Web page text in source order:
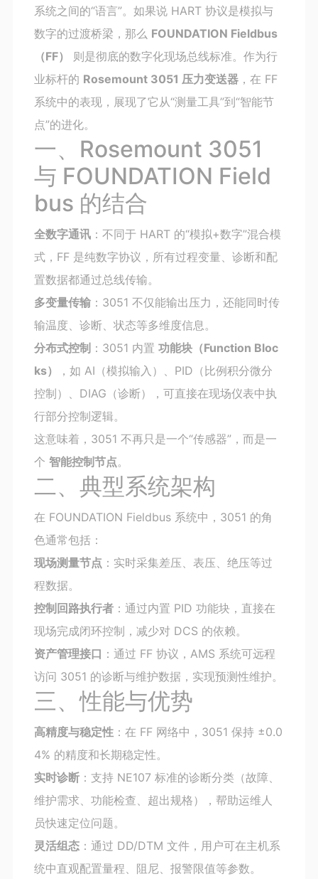
系统之间的“语言”。如果说 HART 协议是模拟与
数字的过渡桥梁，那么 FOUNDATION Fieldbus
（FF）
则是彻底的数字化现场总线标准。作为行
业标杆的 Rosemount 3051 压力变送器 ，在 FF
系统中的表现，展现了它从“测量工具”到“智能节
点”的进化。
一、Rosemount 3051
与 FOUNDATION Field
bus 的结合
全数字通讯 ：不同于 HART 的“模拟+数字”混合模
式，FF 是纯数字协议，所有过程变量、诊断和配
置数据都通过总线传输。
多变量传输 ：3051 不仅能输出压力，还能同时传
输温度、诊断、状态等多维度信息。
分布式控制 ：3051 内置功能块（Function Bloc
ks）
，如 AI（模拟输入）、PID（比例积分微分
控制）、DIAG（诊断），可直接在现场仪表中执
行部分控制逻辑。
这意味着，3051 不再只是一个“传感器”，而是一
个智能控制节点。
二、典型系统架构
在 FOUNDATION Fieldbus 系统中，3051 的角
色通常包括：
现场测量节点 ：实时采集差压、表压、绝压等过
程数据。
控制回路执行者 ：通过内置 PID 功能块，直接在
现场完成闭环控制，减少对 DCS 的依赖。
资产管理接口 ：通过 FF 协议，AMS 系统可远程
访问 3051 的诊断与维护数据，实现预测性维护。
三、性能与优势
高精度与稳定性 ：在 FF 网络中，3051 保持 ±0.0
4% 的精度和长期稳定性。
实时诊断 ：支持 NE107 标准的诊断分类（故障、
维护需求、功能检查、超出规格），帮助运维人
员快速定位问题。
灵活组态 ：通过 DD/DTM 文件，用户可在主机系
统中直观配置量程、阻尼、报警限值等参数。